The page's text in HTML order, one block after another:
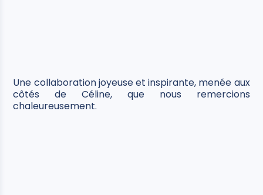
Une collaboration joyeuse et inspirante, menée aux
côtés de Céline, que nous remercions
chaleureusement.